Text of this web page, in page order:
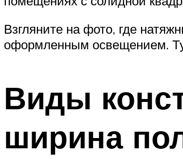
Взгляните на фото, где
оформленным освещением.
Виды
ширина